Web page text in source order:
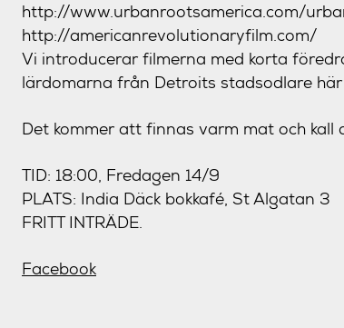
http://www.urbanrootsamerica.com/
http://americanrevolutionaryfilm.com/
Vi introducerar filmerna med korta
lärdomarna från Detroits stadsodlare här
Det kommer att finnas varm mat och kall
TID: 18:00, Fredagen 14/9
PLATS: India Däck bokkafé, St Algatan 3
FRITT INTRÄDE.
Facebook